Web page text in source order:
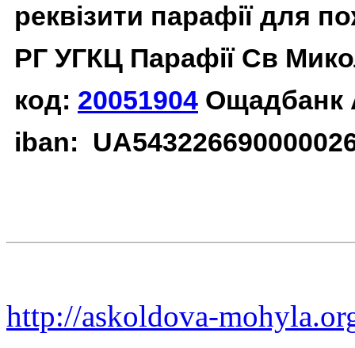
реквізити парафії для
РГ УГКЦ Парафії Св
код: 20051904 Ощадбанк
iban:
http://askoldova-